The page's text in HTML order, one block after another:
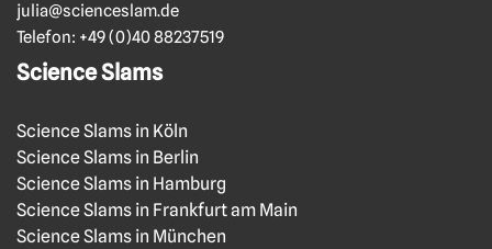
julia@scienceslam.de
Telefon: +49 (0)40 88237519
Science Slams
Science Slams in Köln
Science Slams in Berlin
Science Slams in Hamburg
Science Slams in Frankfurt am Main
Science Slams in München